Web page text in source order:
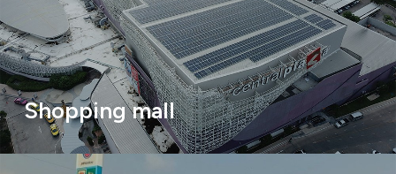
Shopping mall